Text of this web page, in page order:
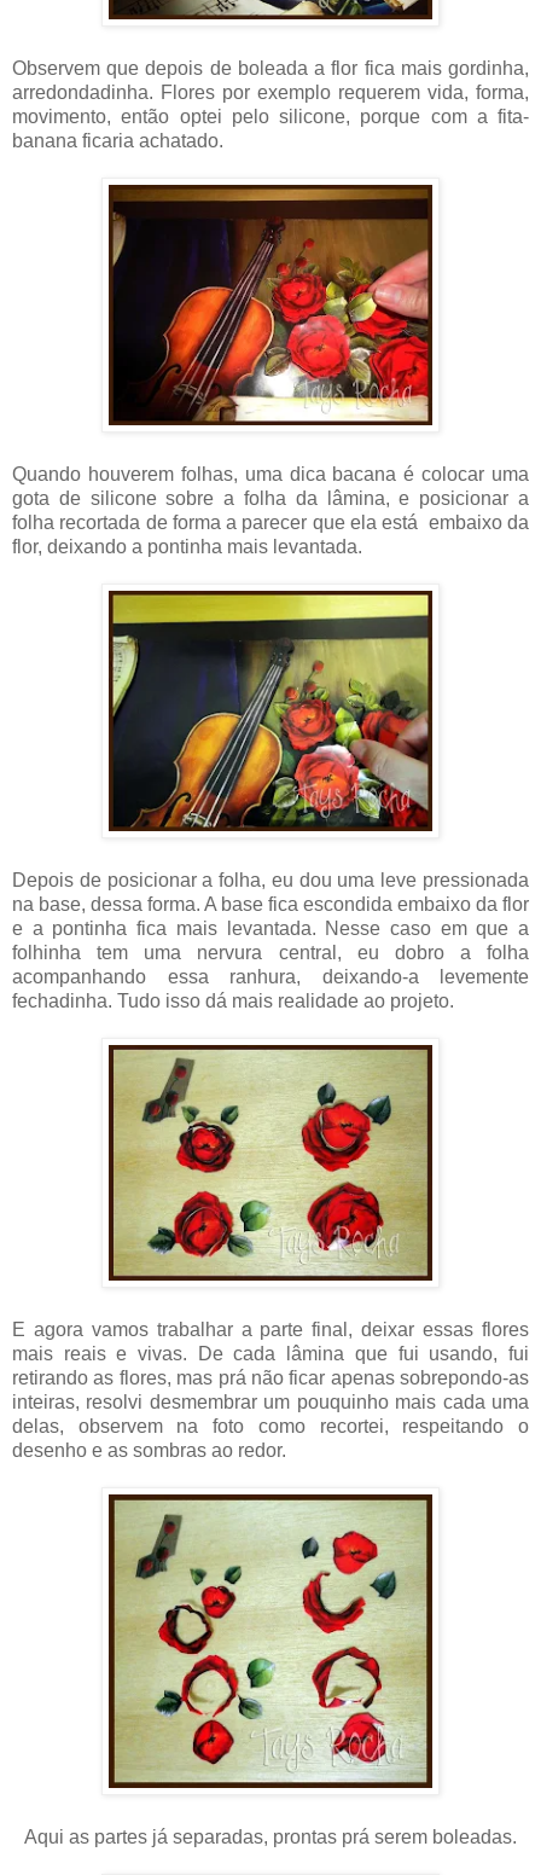
Observem que depois de boleada a flor fica mais gordinha,
arredondadinha. Flores por exemplo requerem vida, forma,
movimento, então optei pelo silicone, porque com a fita-
banana ficaria achatado.
Quando houverem folhas, uma dica bacana é colocar uma
gota de silicone sobre a folha da lâmina, e posicionar a
folha recortada de forma a parecer que ela está embaixo da
flor, deixando a pontinha mais levantada.
Depois de posicionar a folha, eu dou uma leve pressionada
na base, dessa forma. A base fica escondida embaixo da flor
e a pontinha fica mais levantada. Nesse caso em que a
folhinha tem uma nervura central, eu dobro a folha
acompanhando essa ranhura, deixando-a levemente
fechadinha. Tudo isso dá mais realidade ao projeto.
E agora vamos trabalhar a parte final, deixar essas flores
mais reais e vivas. De cada lâmina que fui usando, fui
retirando as flores, mas prá não ficar apenas sobrepondo-as
inteiras, resolvi desmembrar um pouquinho mais cada uma
delas, observem na foto como recortei, respeitando o
desenho e as sombras ao redor.
Aqui as partes já separadas, prontas prá serem boleadas.